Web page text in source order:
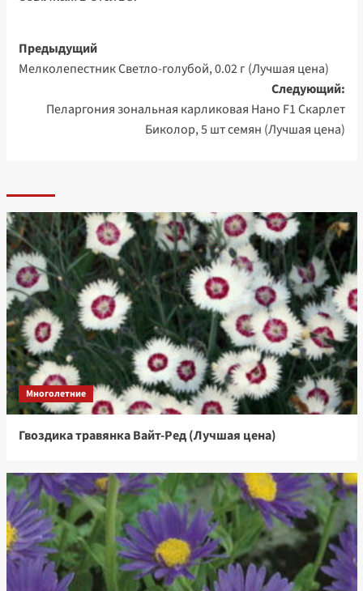
Навигация
записи
Предыдущий
Мелколепестник Светло-голубой, 0.02 г (Лучшая цена)
Следующий:
Пеларгония зональная карликовая Нано F1 Скарлет
Биколор, 5 шт семян (Лучшая цена)
Многолетние
Гвоздика травянка Вайт-Ред (Лучшая цена)